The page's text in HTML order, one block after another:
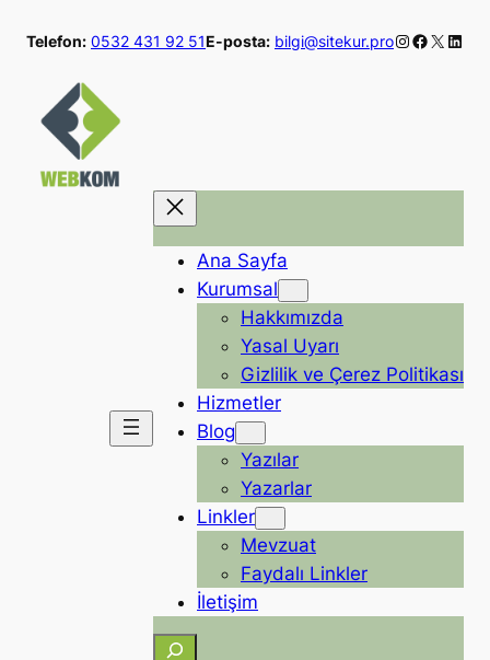
geç
Telefon: 0532 431 92 51E-posta: bilgi@sitekur.proInstagram
X
Ana Sayfa
Kurumsal
Hakkımızda
Yasal Uyarı
Gizlilik ve Çerez Politikası
Hizmetler
Blog
Yazılar
Yazarlar
Linkler
Mevzuat
Faydalı Linkler
İletişim
Ara